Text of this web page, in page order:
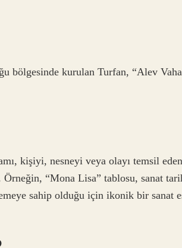
bölgesinde kurulan Turfan, “Alev
kişiyi, nesneyi veya olayı temsil
“Mona Lisa” tablosu, sanat
sahip olduğu için ikonik bir sanat